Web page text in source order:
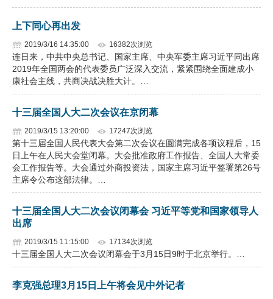
上下同心再出发
2019/3/16 14:35:00 16382次浏览
连日来，中共中央总书记、国家主席、中央军委主席习近平同出席
2019年全国两会的代表委员广泛深入交流，紧紧围绕全面建成小
康社会主线，共商决战决胜大计。…
十三届全国人大二次会议在京闭幕
2019/3/15 13:20:00 17247次浏览
第十三届全国人民代表大会第二次会议在圆满完成各项议程后，15
日上午在人民大会堂闭幕。大会批准政府工作报告、全国人大常委
会工作报告等。大会通过外商投资法，国家主席习近平签署第26号
主席令公布这部法律。…
十三届全国人大二次会议闭幕会 习近平等党和国家领导人
出席
2019/3/15 11:15:00 17134次浏览
十三届全国人大二次会议闭幕会于3月15日9时于北京举行。…
李克强总理3月15日上午将会见中外记者